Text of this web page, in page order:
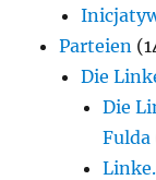
Parteien
Die
Die
Fulda